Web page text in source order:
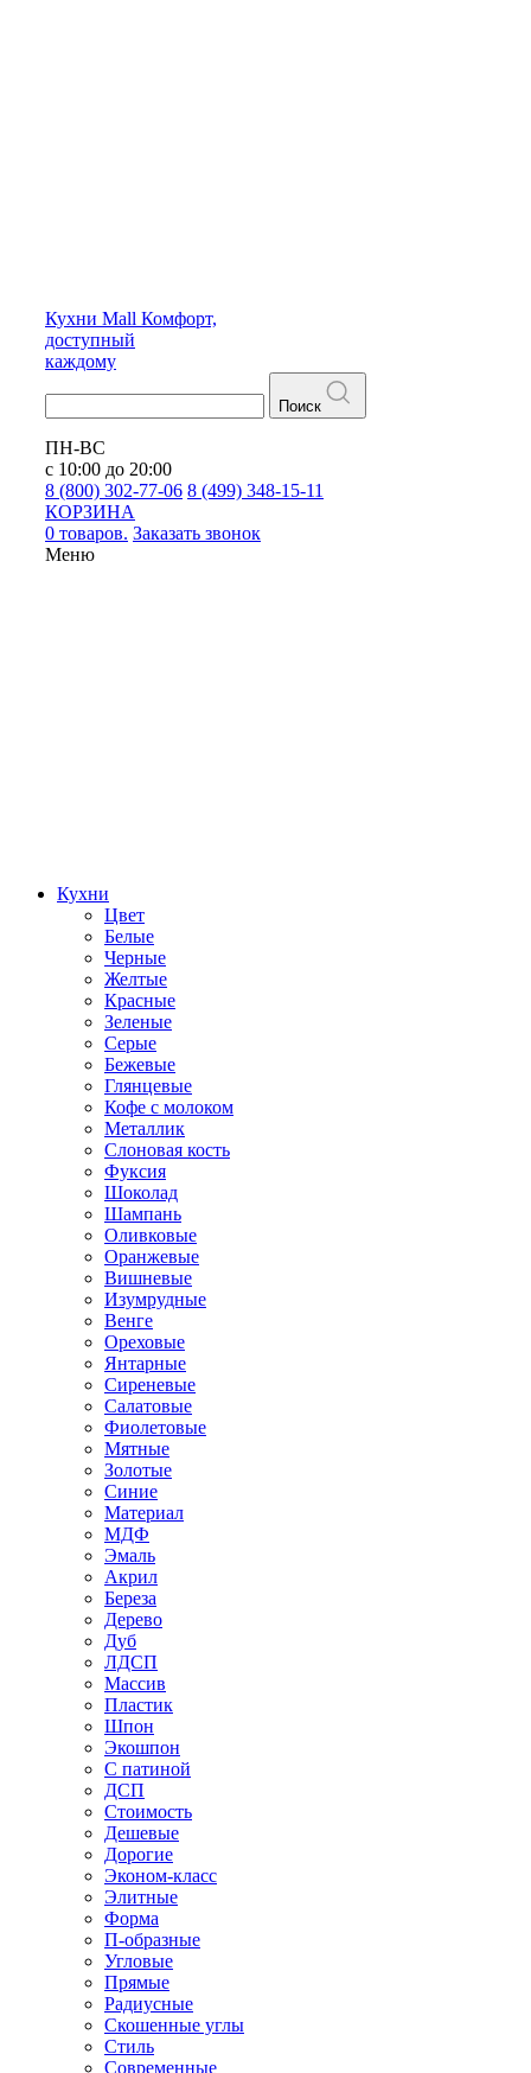
Кухни Mall Комфорт,
доступный
каждому
Поиск
ПН-ВС
с 10:00 до 20:00
8 (800) 302-77-06 8 (499) 348-15-11
КОРЗИНА
0 товаров. Заказать звонок
Меню
Кухни
Цвет
Белые
Черные
Желтые
Красные
Зеленые
Серые
Бежевые
Глянцевые
Кофе с молоком
Металлик
Слоновая кость
Фуксия
Шоколад
Шампань
Оливковые
Оранжевые
Вишневые
Изумрудные
Венге
Ореховые
Янтарные
Сиреневые
Салатовые
Фиолетовые
Мятные
Золотые
Синие
Материал
МДФ
Эмаль
Акрил
Береза
Дерево
Дуб
ЛДСП
Массив
Пластик
Шпон
Экошпон
С патиной
ДСП
Стоимость
Дешевые
Дорогие
Эконом-класс
Элитные
Форма
П-образные
Угловые
Прямые
Радиусные
Скошенные углы
Стиль
Современные